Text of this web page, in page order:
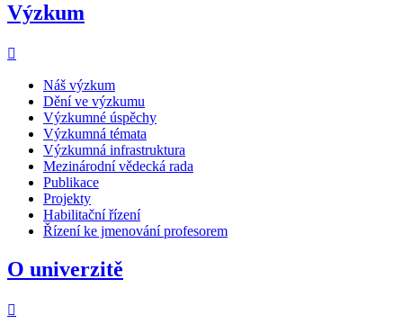
Výzkum
Náš výzkum
Dění ve výzkumu
Výzkumné úspěchy
Výzkumná témata
Výzkumná infrastruktura
Mezinárodní vědecká rada
Publikace
Projekty
Habilitační řízení
Řízení ke jmenování profesorem
O univerzitě